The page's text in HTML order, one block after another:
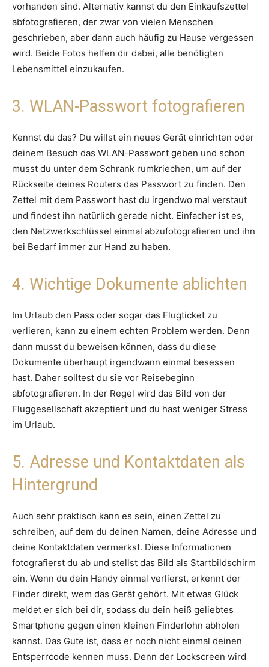
vorhanden sind. Alternativ kannst du den Einkaufszettel
abfotografieren, der zwar von vielen Menschen
geschrieben, aber dann auch häufig zu Hause vergessen
wird. Beide Fotos helfen dir dabei, alle benötigten
Lebensmittel einzukaufen.
3. WLAN-Passwort fotografieren
Kennst du das? Du willst ein neues Gerät einrichten oder
deinem Besuch das WLAN-Passwort geben und schon
musst du unter dem Schrank rumkriechen, um auf der
Rückseite deines Routers das Passwort zu finden. Den
Zettel mit dem Passwort hast du irgendwo mal verstaut
und findest ihn natürlich gerade nicht. Einfacher ist es,
den Netzwerkschlüssel einmal abzufotografieren und ihn
bei Bedarf immer zur Hand zu haben.
4. Wichtige Dokumente ablichten
Im Urlaub den Pass oder sogar das Flugticket zu
verlieren, kann zu einem echten Problem werden. Denn
dann musst du beweisen können, dass du diese
Dokumente überhaupt irgendwann einmal besessen
hast. Daher solltest du sie vor Reisebeginn
abfotografieren. In der Regel wird das Bild von der
Fluggesellschaft akzeptiert und du hast weniger Stress
im Urlaub.
5. Adresse und Kontaktdaten als
Hintergrund
Auch sehr praktisch kann es sein, einen Zettel zu
schreiben, auf dem du deinen Namen, deine Adresse und
deine Kontaktdaten vermerkst. Diese Informationen
fotografierst du ab und stellst das Bild als Startbildschirm
ein. Wenn du dein Handy einmal verlierst, erkennt der
Finder direkt, wem das Gerät gehört. Mit etwas Glück
meldet er sich bei dir, sodass du dein heiß geliebtes
Smartphone gegen einen kleinen Finderlohn abholen
kannst. Das Gute ist, dass er noch nicht einmal deinen
Entsperrcode kennen muss. Denn der Lockscreen wird